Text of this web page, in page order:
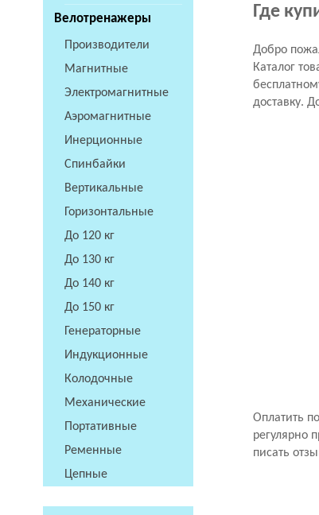
Велотренажеры
Производители
Магнитные
Электромагнитные
Аэромагнитные
Инерционные
Спинбайки
Вертикальные
Горизонтальные
До 120 кг
До 130 кг
До 140 кг
До 150 кг
Генераторные
Индукционные
Колодочные
Механические
Портативные
Ременные
Цепные
Где
Добро
Каталог
доставку.
Оплатить
регулярно
писать